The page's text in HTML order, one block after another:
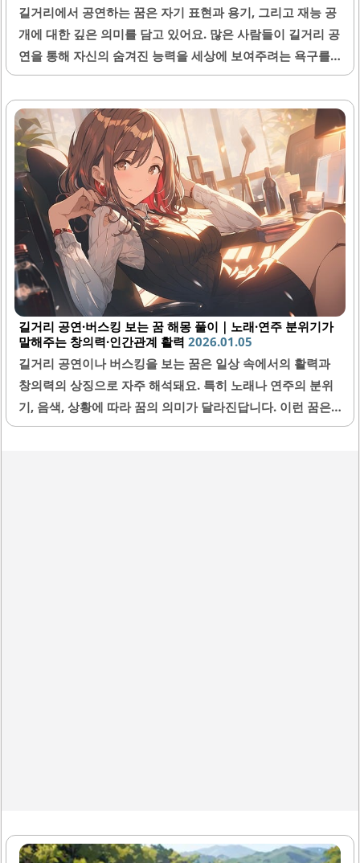
길거리에서 공연하는 꿈은 자기 표현과 용기, 그리고 재능 공
개에 대한 깊은 의미를 담고 있어요. 많은 사람들이 길거리 공
연을 통해 자신의 숨겨진 능력을 세상에 보여주려는 욕구를
반영하기도 하는데요, 이 꿈을 꾸신 분들은 종종 자신감과 새
로운 도전에 관한 메시지를 받을 수 있답니다. 이번 글에서는
길거리 공연 꿈 해몽에 대해 구체적이고 상세한 정보를 함께
나누어 보아요.1. 길거리 공연 꿈의 기본 의미길거리 공연 꿈
은 자기 표현의 욕구를 상징해요. 이 꿈을 꾸게 된다면, 무언
가를 사람이 많은 곳에서 보여주고 싶어 하는 마음이나 자신
이 가진 재능을 인정받고자 하는 열망의 표현일 수 있어요. 특
히 관중의 반응에 신경 쓴다면 사회적 인정을 받고 싶다는 뜻
일 수 있답니다. 이런 꿈은 자신에..
길거리 공연·버스킹 보는 꿈 해몽 풀이｜노래·연주 분위기가
말해주는 창의력·인간관계 활력 2026.01.05
길거리 공연이나 버스킹을 보는 꿈은 일상 속에서의 활력과
창의력의 상징으로 자주 해석돼요. 특히 노래나 연주의 분위
기, 음색, 상황에 따라 꿈의 의미가 달라진답니다. 이런 꿈은
자신의 내면 감정 또는 대인관계의 변화를 암시하며, 때로는